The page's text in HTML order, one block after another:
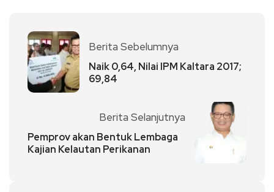
Berita Sebelumnya
Naik 0,64, Nilai IPM Kaltara 2017;
69,84
Berita Selanjutnya
Pemprov akan Bentuk Lembaga
Kajian Kelautan Perikanan